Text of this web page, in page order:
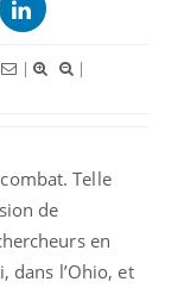
|
|
Telle
de
en
dans l’Ohio, et